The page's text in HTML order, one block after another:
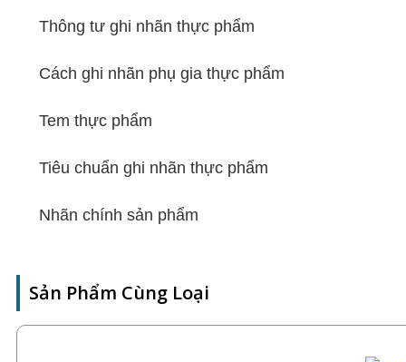
Thông tư ghi nhãn thực phẩm
Cách ghi nhãn phụ gia thực phẩm
Tem thực phẩm
Tiêu chuẩn ghi nhãn thực phẩm
Nhãn chính sản phẩm
Sản Phẩm Cùng Loại